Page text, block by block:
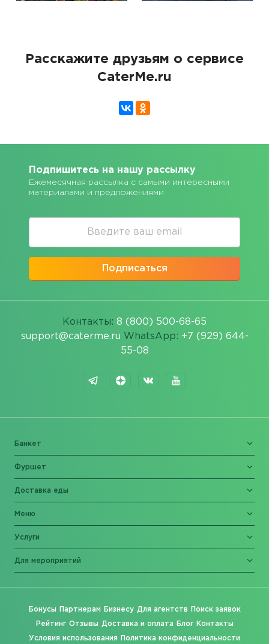
Расскажите друзьям о сервисе
CaterMe.ru
Подпишитесь на нашу рассылку
Ежемесячная рассылка с самыми интересными
материалами и предложениями
Подписаться
Контакты: 8 (800) 500-68-65
support@caterme.ru WhatsApp: +7 (929) 644-
55-08
Банкет
Фуршет
Доставка еды
Меню
Услуги
Для мероприятий
Бонусы Партнерам Бизнесу Для агентств Поиск заявок
Рейтинг Отзывы Доставка и оплата Блог Контакты
Условия использования Политика конфиденциальности